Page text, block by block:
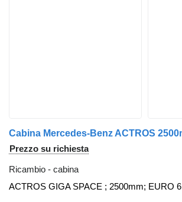
Prezzo su richiesta
Ricambio - cabina
ACTROS GIGA SPACE ; 2500mm; EURO 6